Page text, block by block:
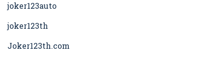
joker123auto
joker123th
Joker123th.com